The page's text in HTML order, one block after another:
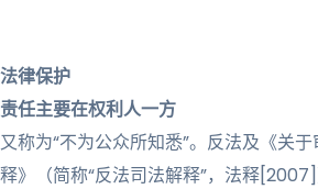
律保护
任主要在权利人一方
称为“不为公众所知悉”。反法及《关
》（简称“反法司法解释”，法释